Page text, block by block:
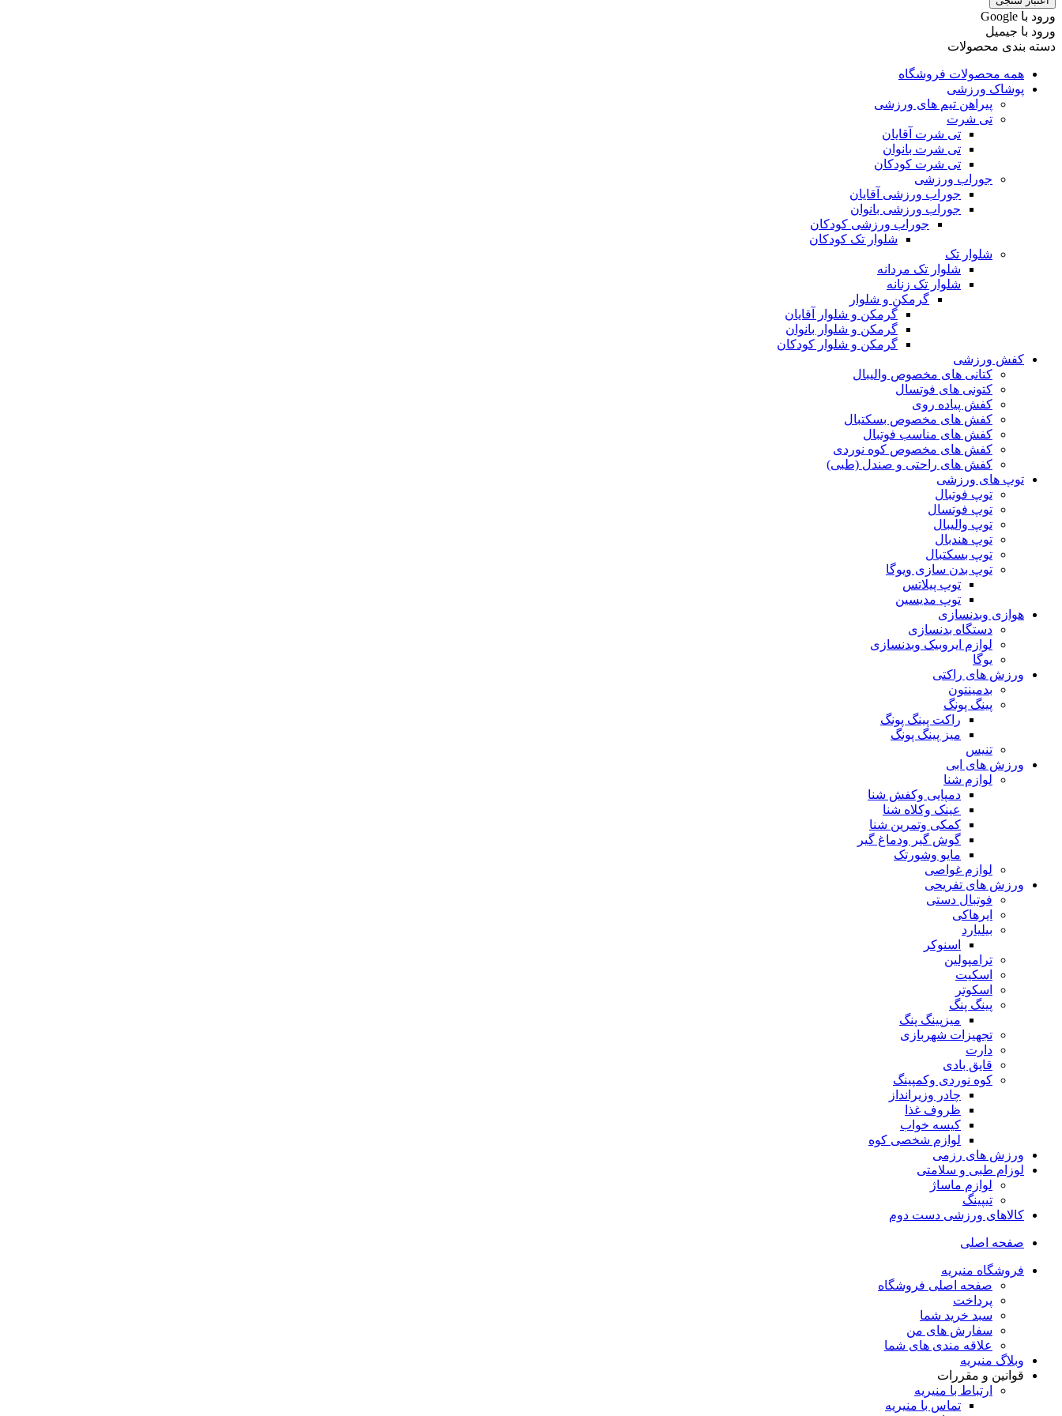
ورود با ‫Google
ورود با جیمیل
دسته بندی محصولات
همه محصولات فروشگاه
پوشاک ورزشی
پیراهن تیم های ورزشی
تی شرت
تی شرت آقایان
تی شرت بانوان
تی شرت کودکان
جوراب ورزشی
جوراب ورزشی آقایان
جوراب ورزشی بانوان
جوراب ورزشی کودکان
شلوار تک کودکان
شلوار تک
شلوار تک مردانه
شلوار تک زنانه
گرمکن و شلوار
گرمکن و شلوار آقایان
گرمکن و شلوار بانوان
گرمکن و شلوار کودکان
کفش ورزشی
کتانی های مخصوص والیبال
کتونی های فوتسال
کفش پیاده روی
کفش های مخصوص بسکتبال
کفش های مناسب فوتبال
کفش های مخصوص کوه نوردی
کفش های راحتی و صندل (طبی)
توپ های ورزشی
توپ فوتبال
توپ فوتسال
توپ والیبال
توپ هندبال
توپ بسکتبال
توپ بدن سازی ویوگا
توپ پیلاتس
توپ مدیسین
هوازی وبدنسازی
دستگاه بدنسازی
لوازم ایروبیک وبدنسازی
یوگا
ورزش های راکتی
بدمینتون
پینگ پونگ
راکت پینگ پونگ
میز پینگ پونگ
تنیس
ورزش های ابی
لوازم شنا
دمپایی وکفش شنا
عینک وکلاه شنا
کمکی وتمرین شنا
گوش گیر ودماغ گیر
مایو وشورتک
لوازم غواصی
ورزش های تفریحی
فوتبال دستی
ایرهاکی
بیلیارد
اسنوکر
ترامپولین
اسکیت
اسکوتر
پینگ پنگ
میزپینگ پنگ
تجهیزات شهربازی
دارت
قایق بادی
کوه نوردی وکمپینگ
چادر وزیرانداز
ظروف غذا
کیسه خواب
لوازم شخصی کوه
ورزش های رزمی
لوزام طبی و سلامتی
لوازم ماساژ
تیپینگ
کالاهای ورزشی دست دوم
صفحه اصلی
فروشگاه منیریه
صفحه اصلی فروشگاه
پرداخت
سبد خرید شما
سفارش های من
علاقه مندی های شما
وبلاگ منیریه
قوانین و مقررات
ارتباط با منیریه
تماس با منیریه